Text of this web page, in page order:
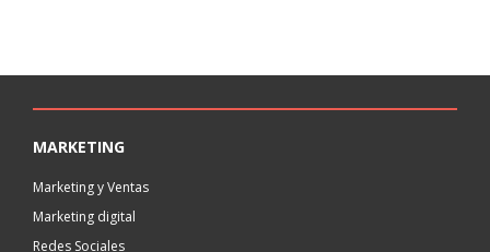
MARKETING
Marketing y Ventas
Marketing digital
Redes Sociales